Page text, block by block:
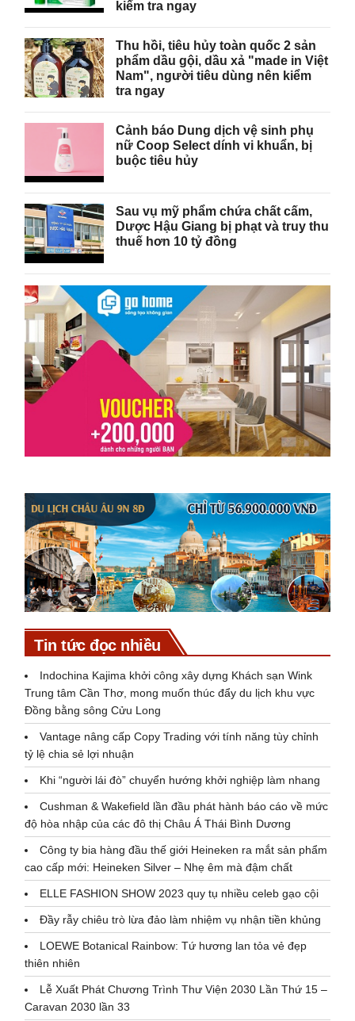
kiểm tra ngay
Thu hồi, tiêu hủy toàn quốc 2 sản
phẩm dầu gội, dầu xả "made in Việt
Nam", người tiêu dùng nên kiểm
tra ngay
Cảnh báo Dung dịch vệ sinh phụ
nữ Coop Select dính vi khuẩn, bị
buộc tiêu hủy
Sau vụ mỹ phẩm chứa chất cấm,
Dược Hậu Giang bị phạt và truy thu
thuế hơn 10 tỷ đồng
Tin tức đọc nhiều
Indochina Kajima khởi công xây dựng Khách sạn Wink
Trung tâm Cần Thơ, mong muốn thúc đẩy du lịch khu vực
Đồng bằng sông Cửu Long
Vantage nâng cấp Copy Trading với tính năng tùy chỉnh
tỷ lệ chia sẻ lợi nhuận
Khi “người lái đò” chuyển hướng khởi nghiệp làm nhang
Cushman & Wakefield lần đầu phát hành báo cáo về mức
độ hòa nhập của các đô thị Châu Á Thái Bình Dương
Công ty bia hàng đầu thế giới Heineken ra mắt sản phẩm
cao cấp mới: Heineken Silver – Nhẹ êm mà đậm chất
ELLE FASHION SHOW 2023 quy tụ nhiều celeb gạo cội
Đầy rẫy chiêu trò lừa đảo làm nhiệm vụ nhận tiền khủng
LOEWE Botanical Rainbow: Tứ hương lan tỏa vẻ đẹp
thiên nhiên
Lễ Xuất Phát Chương Trình Thư Viện 2030 Lần Thứ 15 –
Caravan 2030 lần 33